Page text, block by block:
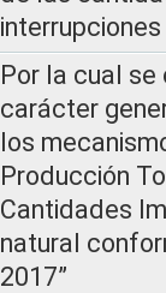
Por la cual
carácter
los
Producción
Cantidades
natural
2017”